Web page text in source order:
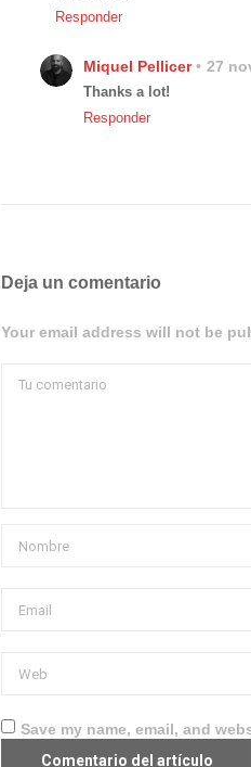
Responder
Miquel Pellicer 27
Thanks a lot!
Responder
Deja un comentario
Your email address will not be
Save my name, email, and